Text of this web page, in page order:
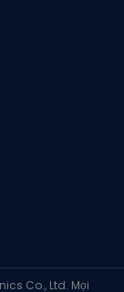
Co., Ltd. Mọi